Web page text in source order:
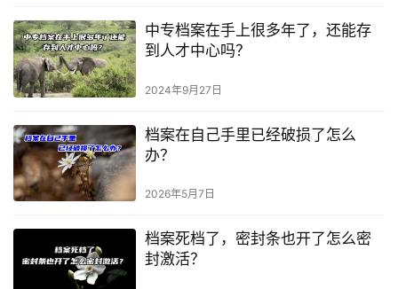
中专档案在手上很多年了，还能存
到人才中心吗？
2024年9月27日
档案在自己手里已经破损了怎么
办？
2026年5月7日
档案死档了，密封条也开了怎么密
封激活？